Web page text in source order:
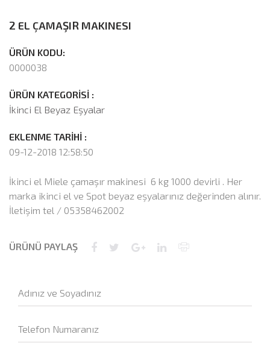
2 EL ÇAMAŞIR MAKINESI
ÜRÜN KODU:
0000038
ÜRÜN KATEGORİSİ :
İkinci El Beyaz Eşyalar
EKLENME TARİHİ :
09-12-2018 12:58:50
İkinci el Miele çamaşır makinesi 6 kg 1000 devirli . Her
marka ikinci el ve Spot beyaz eşyalarınız değerinden alınır.
İletişim tel / 05358462002
ÜRÜNÜ PAYLAŞ